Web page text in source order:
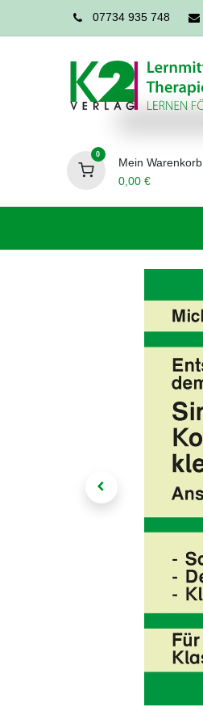
07734 935 748
0
Mein Warenkorb
0,00€